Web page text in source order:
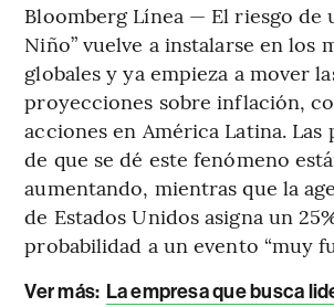
Bloomberg Línea — El riesgo de
Niño” vuelve a instalarse en los
globales y ya empieza a mover
proyecciones sobre inflación,
acciones en América Latina. Las
de que se dé este fenómeno
aumentando, mientras que la
de Estados Unidos asigna un
probabilidad a un evento “muy
Ver más: La empresa que busca